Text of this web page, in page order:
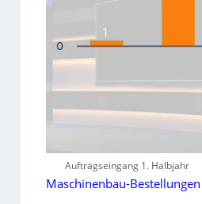
Auftragseingang 1. Halbjahr
Maschinenbau-